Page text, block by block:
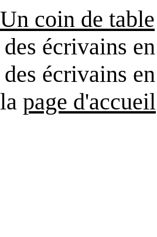
Un coin de table
écrivains
écrivains
page d'accueil